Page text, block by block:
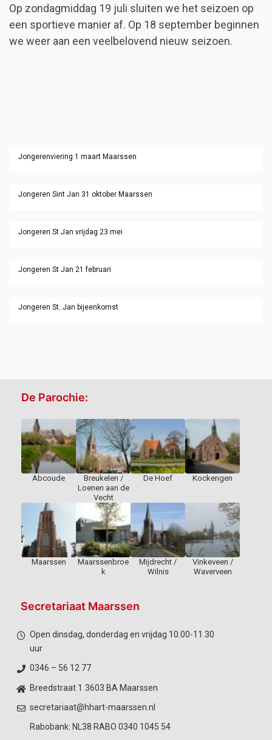
Op zondagmiddag 19 juli sluiten we het seizoen op
een sportieve manier af. Op 18 september beginnen
we weer aan een veelbelovend nieuw seizoen.
Jongerenviering 1 maart Maarssen
Jongeren Sint Jan 31 oktober Maarssen
Jongeren St Jan vrijdag 23 mei
Jongeren St Jan 21 februari
Jongeren St. Jan bijeenkomst
De Parochie:
Abcoude
Breukelen /
Loenen aan de
Vecht
De Hoef Kockengen
Maarssen
Maarssenbroe
k
Mijdrecht /
Wilnis
Vinkeveen /
Waverveen
Secretariaat Maarssen
Open dinsdag, donderdag en vrijdag 10.00-11.30
uur
0346 – 56 12 77
Breedstraat 1 3603 BA Maarssen
secretariaat@hhart-maarssen.nl
Rabobank: NL38 RABO 0340 1045 54